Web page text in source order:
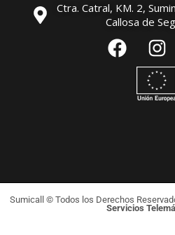
Ctra. Catral, KM. 2,
Callosa de
Sumicall © Todos los Derechos
Servicios